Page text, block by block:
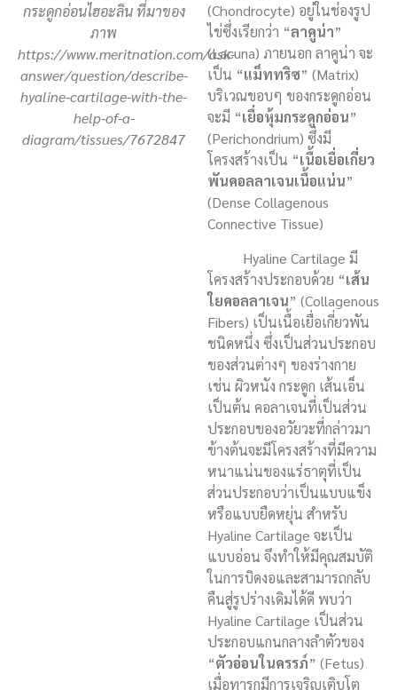
กระดูกอ่อนไฮอะลิน ที่มาของ
ภาพ
https://www.meritnation.com/ask-
answer/question/describe-
hyaline-cartilage-with-the-
help-of-a-
diagram/tissues/7672847
(Chondrocyte) อยู่ในช่องรูป
ไข่ซึ่งเรียกว่า “ลาคูน่า”
(Lacuna) ภายนอก ลาคูน่า จะ
เป็น “แม็ททริซ” (Matrix)
บริเวณขอบๆ ของกระดูกอ่อน
จะมี “เยื่อหุ้มกระดูกอ่อน”
(Perichondrium) ซึ่งมี
โครงสร้างเป็น “เนื้อเยื่อเกี่ยว
พันคอลลาเจนเนื้อแน่น”
(Dense Collagenous
Connective Tissue)
Hyaline Cartilage มี
โครงสร้างประกอบด้วย “เส้น
ใยคอลลาเจน” (Collagenous
Fibers) เป็นเนื้อเยื่อเกี่ยวพัน
ชนิดหนึ่ง ซึ่งเป็นส่วนประกอบ
ของส่วนต่างๆ ของร่างกาย
เช่น ผิวหนัง กระดูก เส้นเอ็น
เป็นต้น คอลาเจนที่เป็นส่วน
ประกอบของอวัยวะที่กล่าวมา
ข้างต้นจะมีโครงสร้างที่มีความ
หนาแน่นของแร่ธาตุที่เป็น
ส่วนประกอบว่าเป็นแบบแข็ง
หรือแบบยืดหยุ่น สำหรับ
Hyaline Cartilage จะเป็น
แบบอ่อน จึงทำให้มีคุณสมบัติ
ในการบิดงอและสามารถกลับ
คืนสู่รูปร่างเดิมได้ดี พบว่า
Hyaline Cartilage เป็นส่วน
ประกอบแกนกลางลำตัวของ
“ตัวอ่อนในครรภ์” (Fetus)
เมื่อทารกมีการเจริญเติบโต